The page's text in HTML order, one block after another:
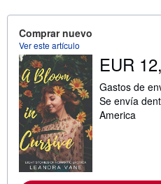
Comprar nuevo
Ver este artículo
EUR
Gastos de
Se envía
America